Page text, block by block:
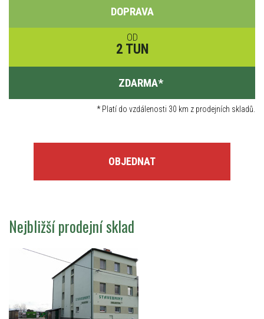
DOPRAVA
OD
2 TUN
ZDARMA*
*Platí do vzdálenosti 30 km z prodejních skladů.
OBJEDNAT
Nejbližší prodejní sklad